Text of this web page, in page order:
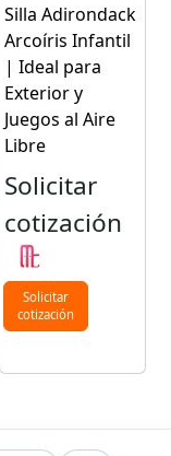
Silla Adirondack
Arcoíris Infantil
| Ideal para
Exterior y
Juegos al Aire
Libre
Solicitar
cotización
Solicitar
cotización